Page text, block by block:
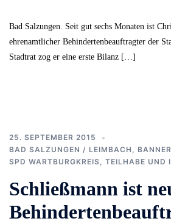
Bad Salzungen. Seit gut sechs Monaten ist
ehrenamtlicher Behindertenbeauftragter der
Stadtrat zog er eine erste Bilanz […]
25. SEPTEMBER 2015
BAD SALZUNGEN / LEIMBACH , BANNER
SPD WARTBURGKREIS, TEILHABE UND
Schließmann ist